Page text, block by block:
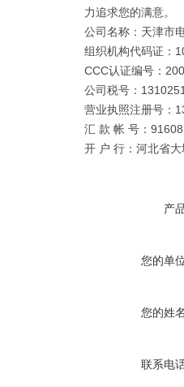
力追求您的满意。
公司名称：天津市
组织机构代码证：
CCC认证编号：
公司税号：
营业执照注册号：
汇 款 帐 号：
开 户 行：河北省
产
您的单
您的姓
联系电